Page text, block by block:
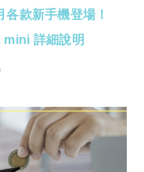
款新手機登場！
詳細說明